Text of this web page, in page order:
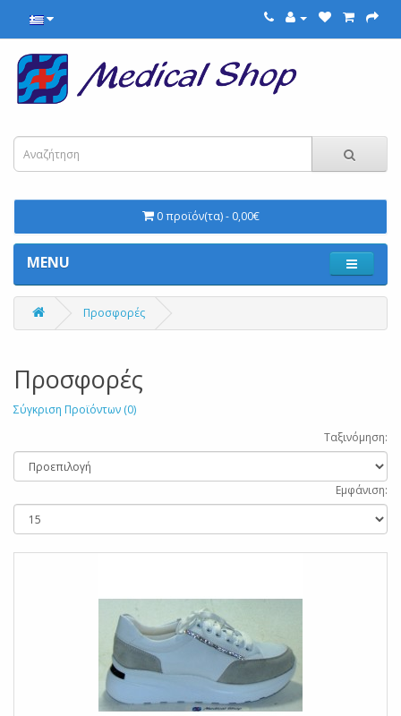
0 προϊόν(τα) - 0,00€
MENU
Προσφορές
Προσφορές
Σύγκριση Προϊόντων (0)
Ταξινόμηση:
Εμφάνιση: